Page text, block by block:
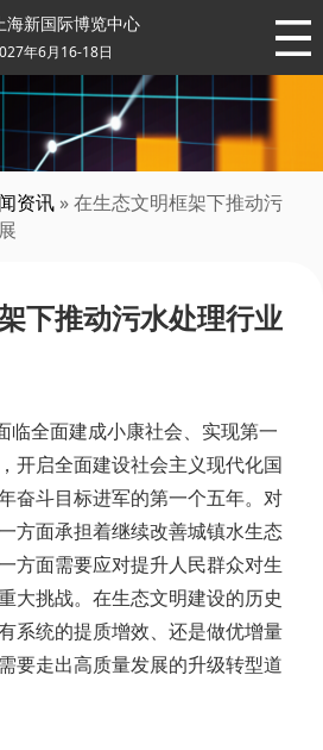
海新国际博览中心
年6月16-18日
资讯 » 在生态文明框架下推动污
下推动污水处理行业
临全面建成小康社会、实现第一
开启全面建设社会主义现代化国
奋斗目标进军的第一个五年。对
方面承担着继续改善城镇水生态
方面需要应对提升人民群众对生
大挑战。在生态文明建设的历史
系统的提质增效、还是做优增量
要走出高质量发展的升级转型道